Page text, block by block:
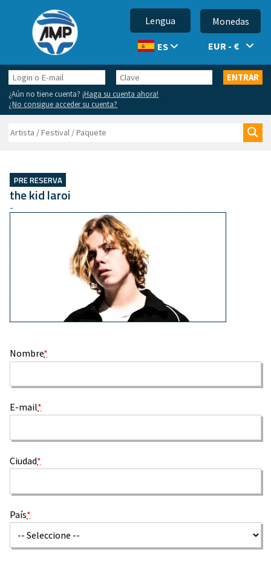
Lengua
ES
Monedas
EUR - €
Login
o
E-
mail
Clave ENTRAR
¿Aún no tiene cuenta?¡Haga su cuenta ahora!
¿No consigue acceder su cuenta?
Buscar
PRE RESERVA
the kid laroi
-
Nombre*
E-mail*
Ciudad*
País*